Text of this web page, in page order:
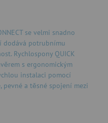
se velmi snadno
dodává potrubnímu
Rychlospony QUICK
s ergonomickým
instalaci pomocí
a těsné spojení mezi